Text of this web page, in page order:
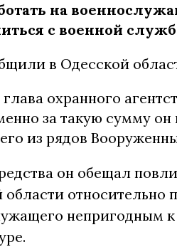
на
с военной
в Одесской
охранного
за такую сумму
из рядов
он обещал
области
непригодным к